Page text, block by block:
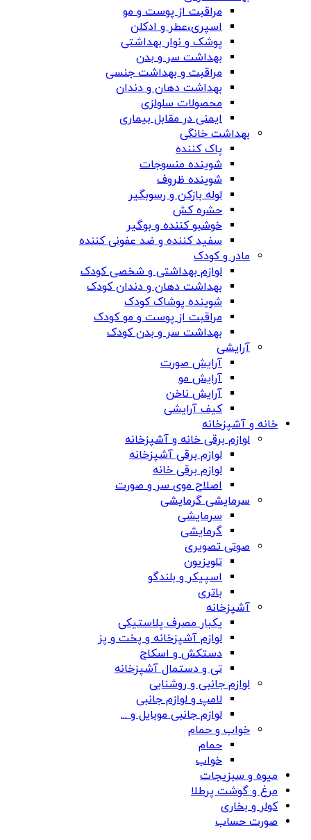
مراقبت از پوست و مو
اسپری،عطر و ادکلن
پوشک و نوار بهداشتی
بهداشت سر و بدن
مراقبت و بهداشت جنسی
بهداشت دهان و دندان
محصولات سلولزی
ایمنی در مقابل بیماری
بهداشت خانگی
پاک کننده
شوینده منسوجات
شوینده ظروف
لوله بازکن و رسوبگیر
حشره کش
خوشبو کننده و بوگیر
سفید کننده و ضد عفونی کننده
مادر و کودک
لوازم بهداشتی و شخصی کودک
بهداشت دهان و دندان کودک
شوینده پوشاک کودک
مراقبت از پوست و مو کودک
بهداشت سر و بدن کودک
آرایشی
آرایش صورت
آرایش مو
آرایش ناخن
کیف آرایشی
خانه و آشپزخانه
لوازم برقی خانه و آشپزخانه
لوازم برقی آشپزخانه
لوازم برقی خانه
اصلاح موی سر و صورت
سرمایشی گرمایشی
سرمایشی
گرمایشی
صوتی تصویری
تلویزیون
اسپیکر و بلندگو
باتری
آشپزخانه
یکبار مصرف پلاستیکی
لوازم آشپزخانه و پخت و پز
دستکش و اسکاج
تی و دستمال آشپزخانه
لوازم جانبی و روشنایی
لامپ و لوازم جانبی
لوازم جانبی موبایل و ...
خواب و حمام
حمام
خواب
میوه و سبزیجات
مرغ و گوشت پرطلا
کولر و بخاری
صورت حساب